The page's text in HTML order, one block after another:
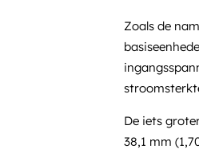
Zoals de
De iets
38,1 mm